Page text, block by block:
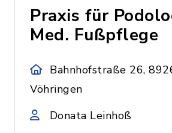
Praxis für
Med. Fußpflege
Bahnhofstraße 26,
Vöhringen
Donata Leinhoß